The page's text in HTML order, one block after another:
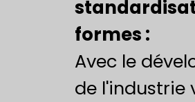
formes :​
Avec le
de l'industrie